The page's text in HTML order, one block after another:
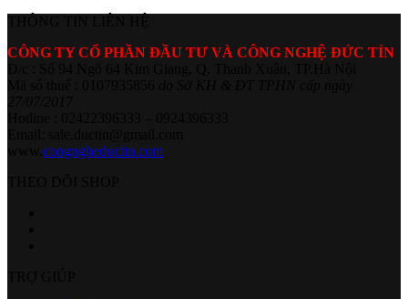
CÔNG TY CỔ PHẦN ĐẦU TƯ VÀ CÔNG NGHỆ ĐỨC TÍN
congngheductin.com